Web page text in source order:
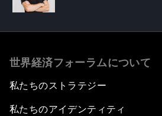
世界経済フォーラムについて
私たちのストラテジー
私たちのアイデンティティ